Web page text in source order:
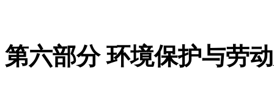
第六部分 环境保护与劳